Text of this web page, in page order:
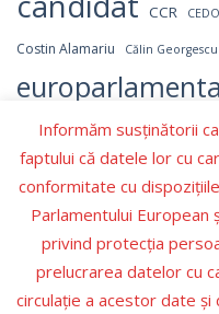
CCR CEDO
Costin Alamariu Călin Georgescu
Germania Hamas
Marcel Ciolacu NATO
parlamentul
peter
Prezidentiale PSD
Informăm susținătorii
faptului că datele lor cu
conformitate cu
Parlamentului European
privind protecţia
prelucrarea datelor cu
circulaţie a acestor date